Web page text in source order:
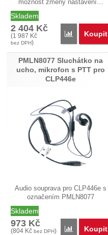
možnost změny nastavení…
Skladem
2 404 Kč
(1 987 Kč
bez DPH)
Porovnat
Koupit
PMLN8077 Sluchátko na
ucho, mikrofon s PTT pro
CLP446e
Audio souprava pro CLP446e s
označením PMLN8077
Skladem
973 Kč
(804 Kč bez DPH) Porovnat
Koupit